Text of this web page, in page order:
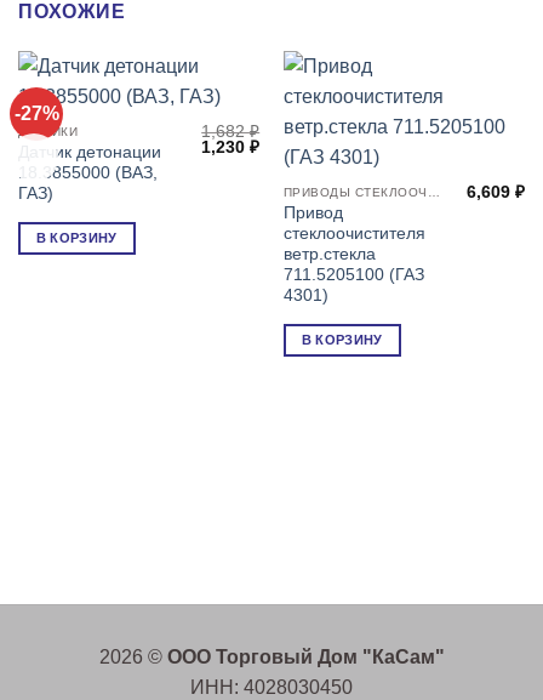
ПОХОЖИЕ
-27%
ДАТЧИКИ
Датчик детонации
18.3855000 (ВАЗ,
ГАЗ)
1,682₽
Первоначальная
цена
1,230₽Текущая
цена:
В КОРЗИНУ
Привод
стеклоочистителя
ветр.стекла
711.5205100 (ГАЗ
4301)
6,609₽
В КОРЗИНУ
2026 © ООО Торговый Дом "КаСам"
ИНН: 4028030450